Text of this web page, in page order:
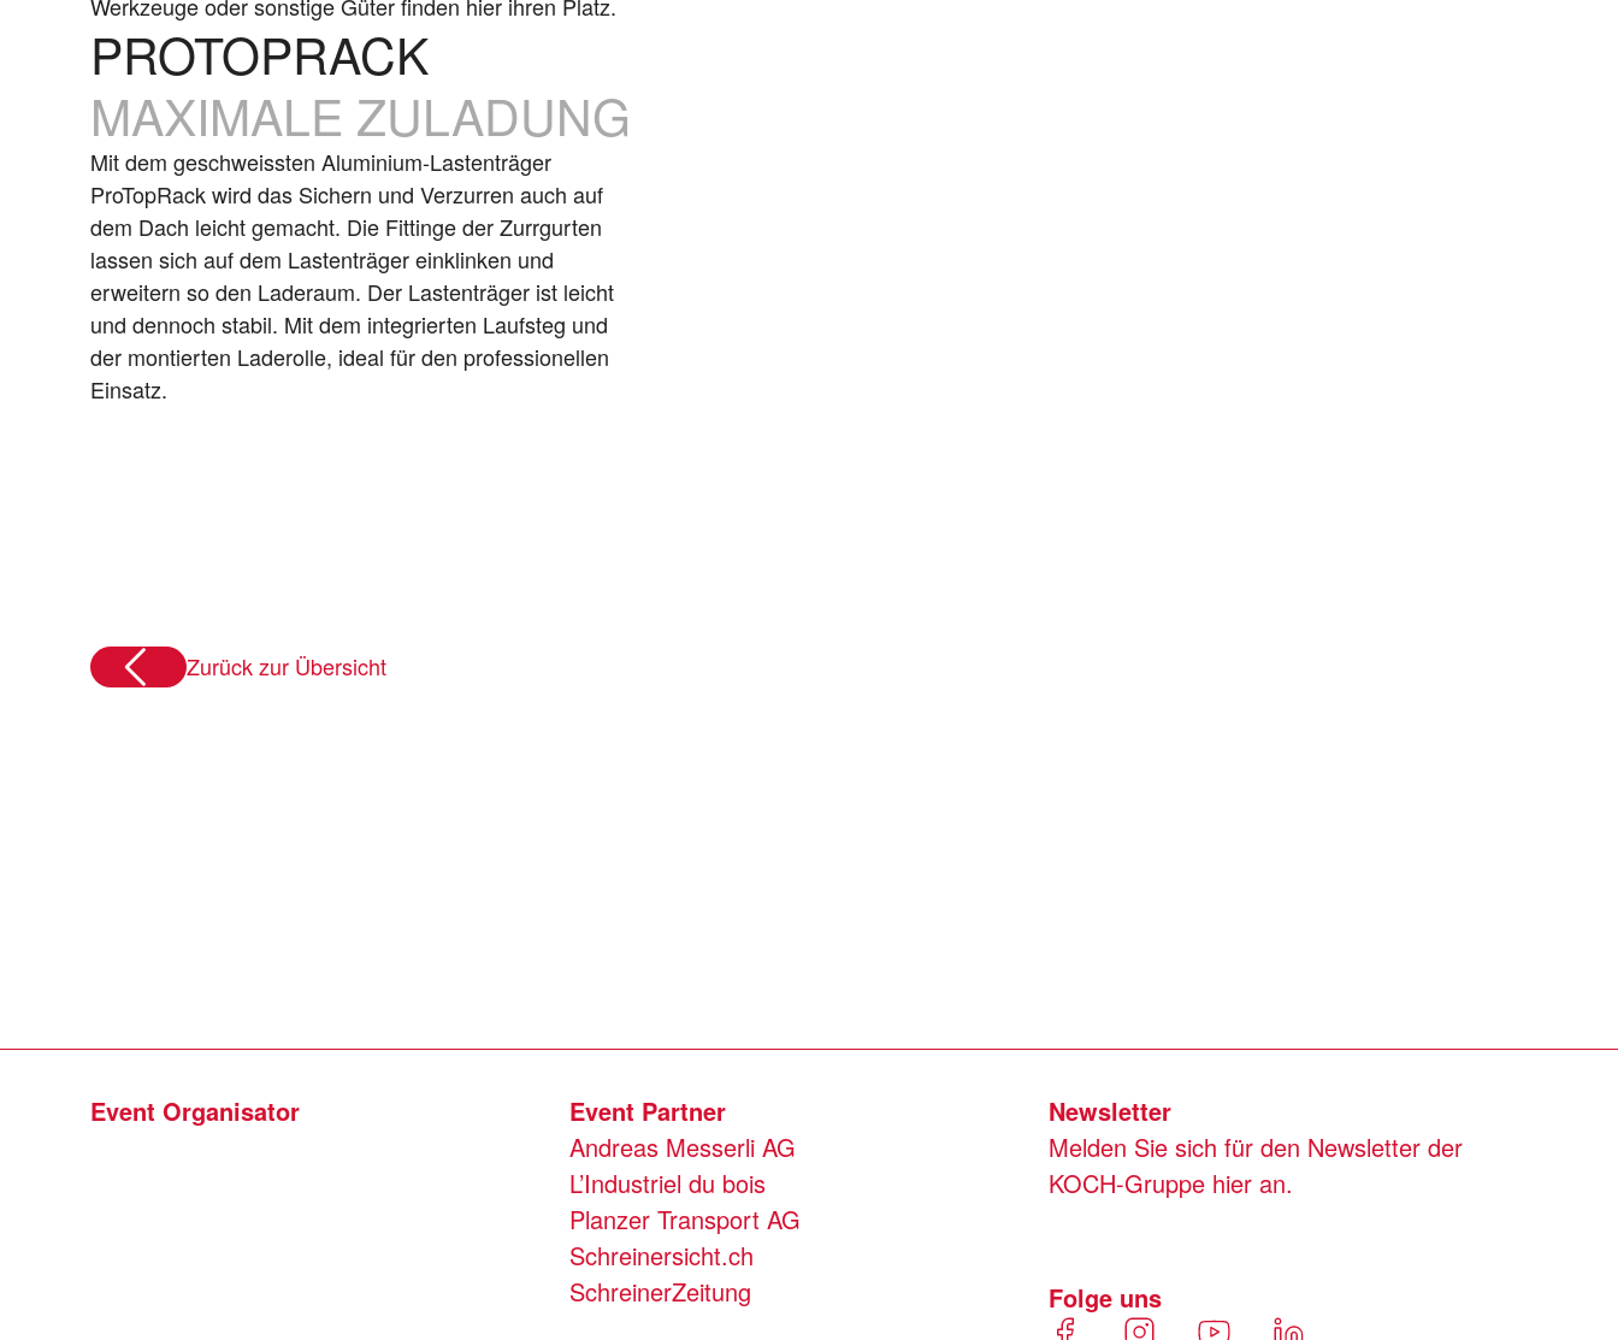
PROTOPRACK
MAXIMALE ZULADUNG
Mit dem geschweissten Aluminium-Lastenträger
ProTopRack wird das Sichern und Verzurren auch auf
dem Dach leicht gemacht. Die Fittinge der Zurrgurten
lassen sich auf dem Lastenträger einklinken und
erweitern so den Laderaum. Der Lastenträger ist leicht
und dennoch stabil. Mit dem integrierten Laufsteg und
der montierten Laderolle, ideal für den professionellen
Einsatz.
Zurück zur Übersicht
Event Organisator
Event Partner
Andreas Messerli AG
L’Industriel du bois
Planzer Transport AG
Schreinersicht.ch
SchreinerZeitung
Newsletter
Melden Sie sich für den Newsletter der
KOCH-Gruppe hier an.
Folge uns